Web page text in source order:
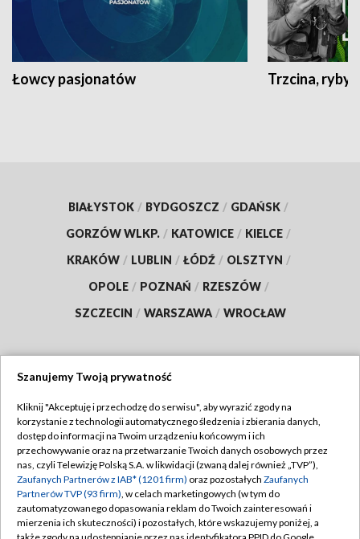
Łowcy pasjonatów Trzcina, ryby
BIAŁYSTOK / BYDGOSZCZ / GDAŃSK /
GORZÓW WLKP. / KATOWICE / KIELCE /
KRAKÓW / LUBLIN / ŁÓDŹ / OLSZTYN /
OPOLE / POZNAŃ / RZESZÓW /
SZCZECIN / WARSZAWA / WROCŁAW
TVP
Abonament TVP
Emisja w TVP
Centrum informacji TVP
Naziemna Telewizja Cyfrowa
Regulamin TVP
Polityka prywatności
Moje zgody
Pomoc
Szanujemy Twoją prywatność
Kliknij "Akceptuję i przechodzę do serwisu", aby wyrazić zgody na
korzystanie z technologii automatycznego śledzenia i zbierania danych,
dostęp do informacji na Twoim urządzeniu końcowym i ich
przechowywanie oraz na przetwarzanie Twoich danych osobowych przez
nas, czyli Telewizję Polską S.A. w likwidacji (zwaną dalej również „TVP”),
Zaufanych Partnerów z IAB* (1201 firm) oraz pozostałych Zaufanych
Partnerów TVP (93 firm), w celach marketingowych (w tym do
zautomatyzowanego dopasowania reklam do Twoich zainteresowań i
mierzenia ich skuteczności) i pozostałych, które wskazujemy poniżej, a